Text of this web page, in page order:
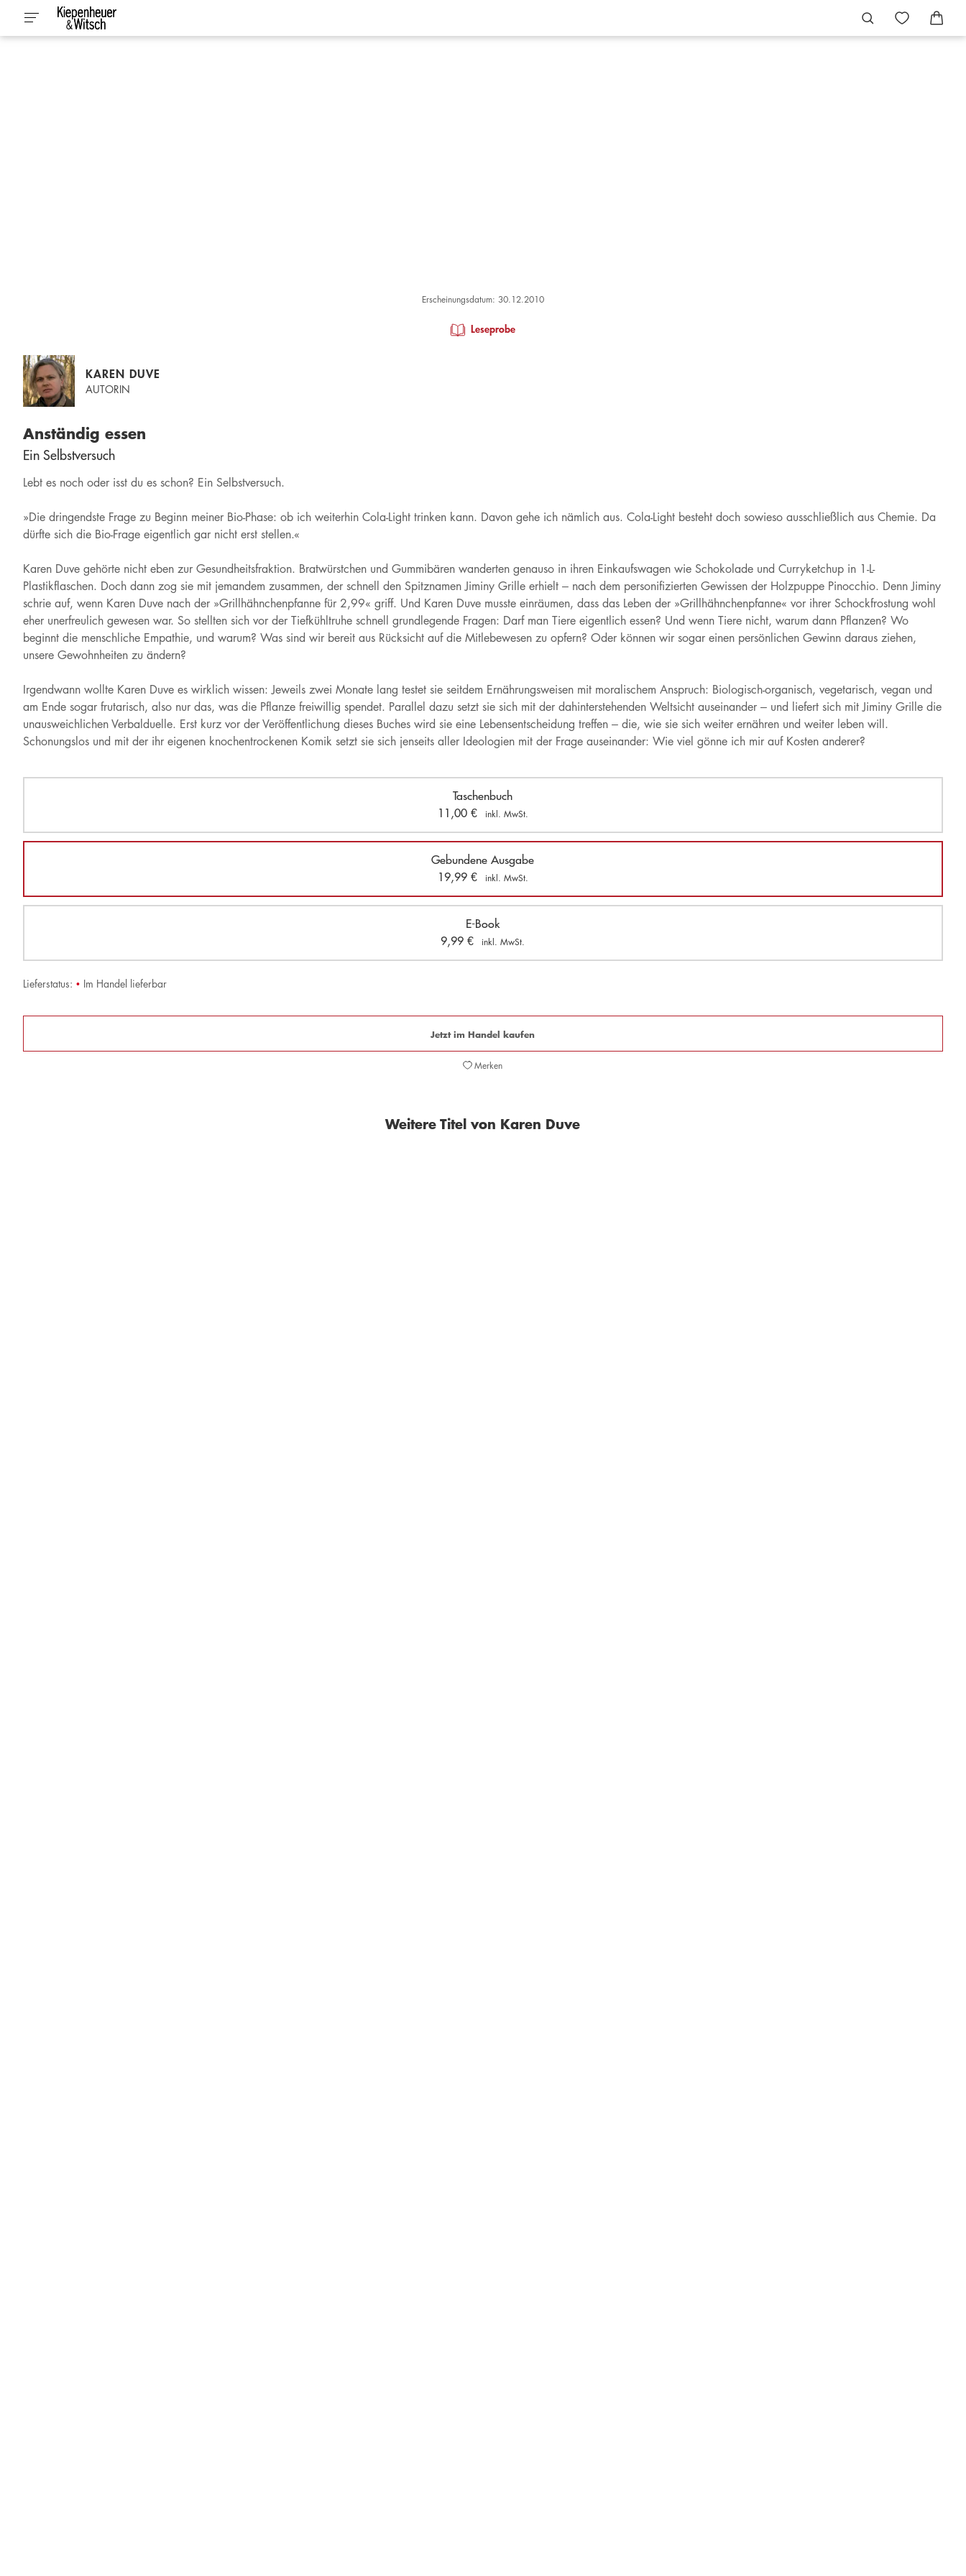
Erscheinungsdatum: 30.12.2010
Leseprobe
KAREN DUVE
AUTORIN
Anständig essen
Ein Selbstversuch
Lebt es noch oder isst du es schon? Ein Selbstversuch.
»Die dringendste Frage zu Beginn meiner Bio-Phase: ob ich weiterhin Cola-Light trinken kann. Davon gehe ich nämlich aus. Cola-Light besteht doch sowieso ausschließlich aus Chemie. Da
dürfte sich die Bio-Frage eigentlich gar nicht erst stellen.«
Karen Duve gehörte nicht eben zur Gesundheitsfraktion. Bratwürstchen und Gummibären wanderten genauso in ihren Einkaufswagen wie Schokolade und Curryketchup in 1-L-
Plastikflaschen. Doch dann zog sie mit jemandem zusammen, der schnell den Spitznamen Jiminy Grille erhielt – nach dem personifizierten Gewissen der Holzpuppe Pinocchio. Denn Jiminy
schrie auf, wenn Karen Duve nach der »Grillhähnchenpfanne für 2,99« griff. Und Karen Duve musste einräumen, dass das Leben der »Grillhähnchenpfanne« vor ihrer Schockfrostung wohl
eher unerfreulich gewesen war. So stellten sich vor der Tiefkühltruhe schnell grundlegende Fragen: Darf man Tiere eigentlich essen? Und wenn Tiere nicht, warum dann Pflanzen? Wo
beginnt die menschliche Empathie, und warum? Was sind wir bereit aus Rücksicht auf die Mitlebewesen zu opfern? Oder können wir sogar einen persönlichen Gewinn daraus ziehen,
unsere Gewohnheiten zu ändern?
Irgendwann wollte Karen Duve es wirklich wissen: Jeweils zwei Monate lang testet sie seitdem Ernährungsweisen mit moralischem Anspruch: Biologisch-organisch, vegetarisch, vegan und
am Ende sogar frutarisch, also nur das, was die Pflanze freiwillig spendet. Parallel dazu setzt sie sich mit der dahinterstehenden Weltsicht auseinander – und liefert sich mit Jiminy Grille die
unausweichlichen Verbalduelle. Erst kurz vor der Veröffentlichung dieses Buches wird sie eine Lebensentscheidung treffen – die, wie sie sich weiter ernähren und weiter leben will.
Schonungslos und mit der ihr eigenen knochentrockenen Komik setzt sie sich jenseits aller Ideologien mit der Frage auseinander: Wie viel gönne ich mir auf Kosten anderer?
Taschenbuch
11,00 € inkl. MwSt.
Gebundene Ausgabe
19,99 € inkl. MwSt.
E-Book
9,99€ inkl. MwSt.
Lieferstatus: • Im Handel lieferbar
Jetzt im Handel kaufen
Merken
Weitere Titel von Karen Duve